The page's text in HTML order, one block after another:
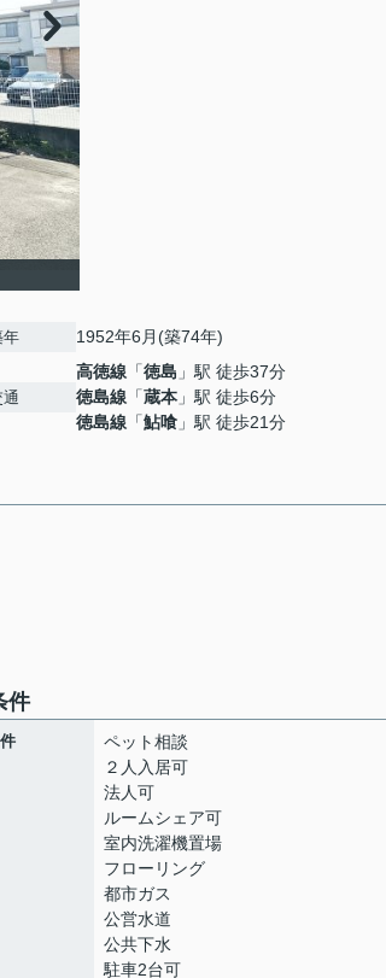
年 1952年6月(築74年)
通
高徳線 「徳島 」駅 徒歩37分
徳島線 「蔵本 」駅 徒歩6分
徳島線 「鮎喰 」駅 徒歩21分
件
ペット相談
２人入居可
法人可
ルームシェア可
室内洗濯機置場
フローリング
都市ガス
公営水道
公共下水
駐車2台可